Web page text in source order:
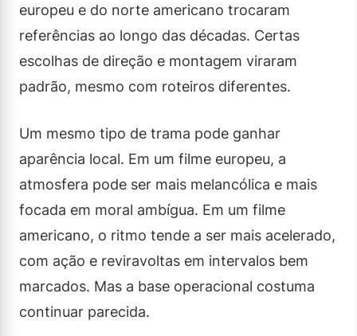
europeu e do norte americano trocaram
referências ao longo das décadas. Certas
escolhas de direção e montagem viraram
padrão, mesmo com roteiros diferentes.
Um mesmo tipo de trama pode ganhar
aparência local. Em um filme europeu, a
atmosfera pode ser mais melancólica e mais
focada em moral ambígua. Em um filme
americano, o ritmo tende a ser mais acelerado,
com ação e reviravoltas em intervalos bem
marcados. Mas a base operacional costuma
continuar parecida.